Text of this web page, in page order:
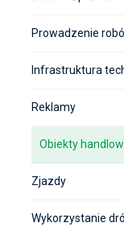
Prowadzenie
Infrastruktura
Reklamy
Obiekty
Zjazdy
Wykorzystanie